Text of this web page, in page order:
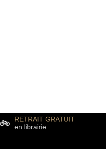
RETRAIT GRATUIT
en librairie